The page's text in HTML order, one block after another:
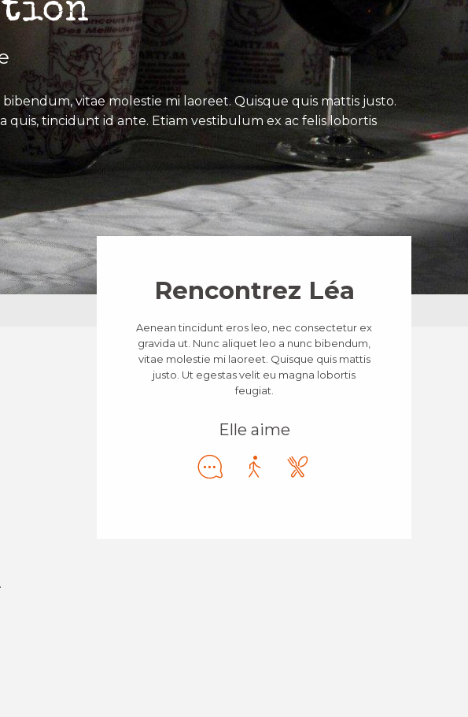
vitae molestie mi laoreet. Quisque quis mattis justo.
tincidunt id ante. Etiam vestibulum ex ac felis lobortis
Rencontrez Léa
Aenean tincidunt eros leo, nec consectetur ex
gravida ut. Nunc aliquet leo a nunc bibendum,
vitae molestie mi laoreet. Quisque quis mattis
justo. Ut egestas velit eu magna lobortis
feugiat.
Elle aime